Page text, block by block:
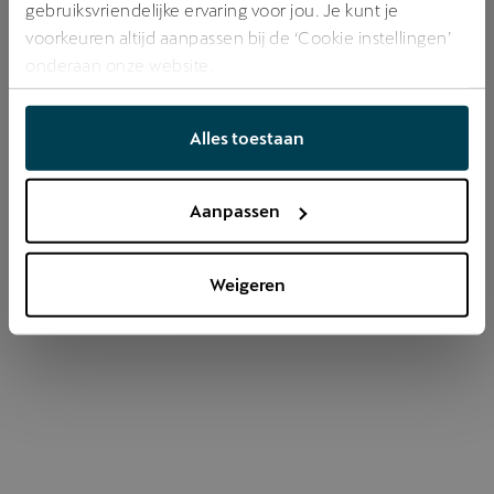
gebruiksvriendelijke ervaring voor jou. Je kunt je
voorkeuren altijd aanpassen bij de ‘Cookie instellingen’
onderaan onze website.
Alles toestaan
Aanpassen
Weigeren
Refresh